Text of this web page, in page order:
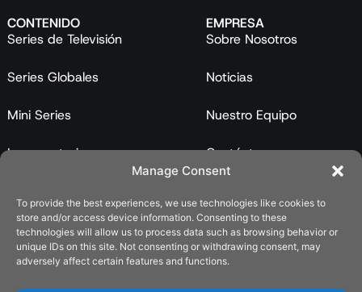
Manage Consent
To provide the best experiences, we use technologies like cookies to
store and/or access device information. Consenting to these
technologies will allow us to process data such as browsing behavior or
unique IDs on this site. Not consenting or withdrawing consent, may
adversely affect certain features and functions.
CONTENIDO
Series de Televisión
Series Globales
Mini Series
Largometrajes
Catálogo
EMPRESA
Sobre Nosotros
Noticias
Nuestro Equipo
Contáctanos
LEGAL